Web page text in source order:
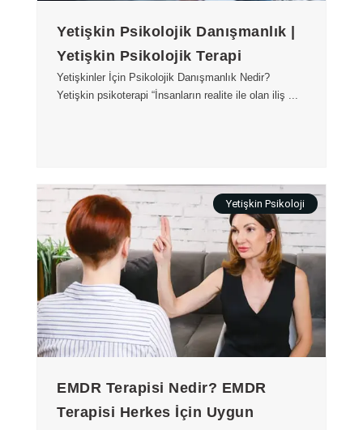
Yetişkin Psikolojik Danışmanlık |
Yetişkin Psikolojik Terapi
Yetişkinler İçin Psikolojik Danışmanlık Nedir?
Yetişkin psikoterapi “İnsanların realite ile olan iliş ...
Yetişkin Psikoloji
EMDR Terapisi Nedir? EMDR
Terapisi Herkes İçin Uygun